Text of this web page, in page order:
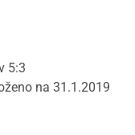
5:3
na 31.1.2019